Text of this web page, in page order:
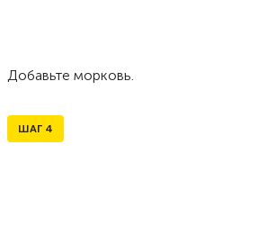
Добавьте морковь.
ШАГ 4